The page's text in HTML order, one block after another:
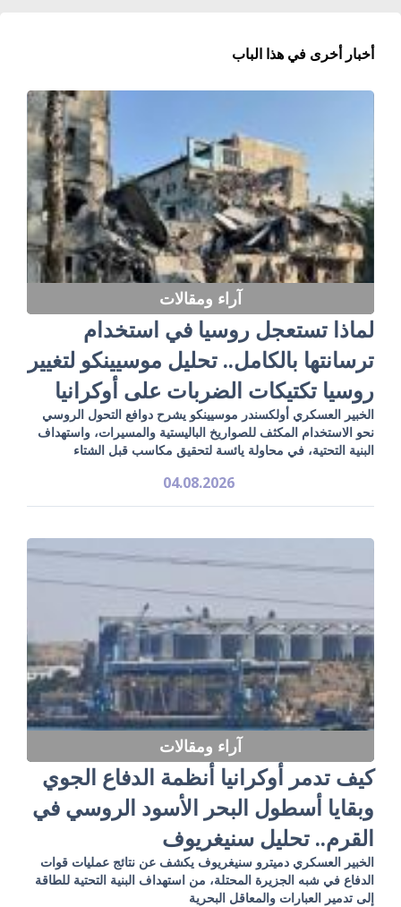
أخبار أخرى في هذا الباب
آراء ومقالات
لماذا تستعجل روسيا في استخدام
ترسانتها بالكامل.. تحليل موسيينكو لتغيير
روسيا تكتيكات الضربات على أوكرانيا
الخبير العسكري أولكسندر موسيينكو يشرح دوافع التحول الروسي
نحو الاستخدام المكثف للصواريخ الباليستية والمسيرات، واستهداف
البنية التحتية، في محاولة يائسة لتحقيق مكاسب قبل الشتاء
04.08.2026
آراء ومقالات
كيف تدمر أوكرانيا أنظمة الدفاع الجوي
وبقايا أسطول البحر الأسود الروسي في
القرم.. تحليل سنيغريوف
الخبير العسكري دميترو سنيغريوف يكشف عن نتائج عمليات قوات
الدفاع في شبه الجزيرة المحتلة، من استهداف البنية التحتية للطاقة
إلى تدمير العبارات والمعاقل البحرية